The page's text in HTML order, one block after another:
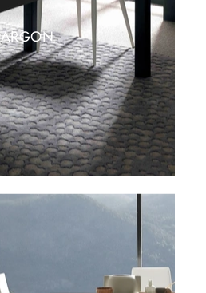
ARGON